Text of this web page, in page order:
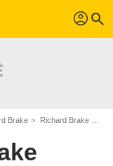
profil search
Brake Richard Brake : ses Blu-Ray, DVD, VOD, SVOD